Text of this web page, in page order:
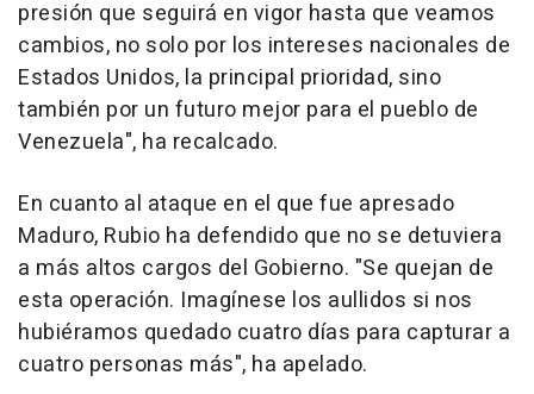
presión que seguirá en vigor hasta que veamos
cambios, no solo por los intereses nacionales de
Estados Unidos, la principal prioridad, sino
también por un futuro mejor para el pueblo de
Venezuela", ha recalcado.
En cuanto al ataque en el que fue apresado
Maduro, Rubio ha defendido que no se detuviera
a más altos cargos del Gobierno. "Se quejan de
esta operación. Imagínese los aullidos si nos
hubiéramos quedado cuatro días para capturar a
cuatro personas más", ha apelado.